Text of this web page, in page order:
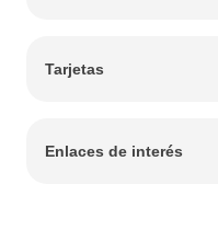
Tarjetas
Enlaces de interés